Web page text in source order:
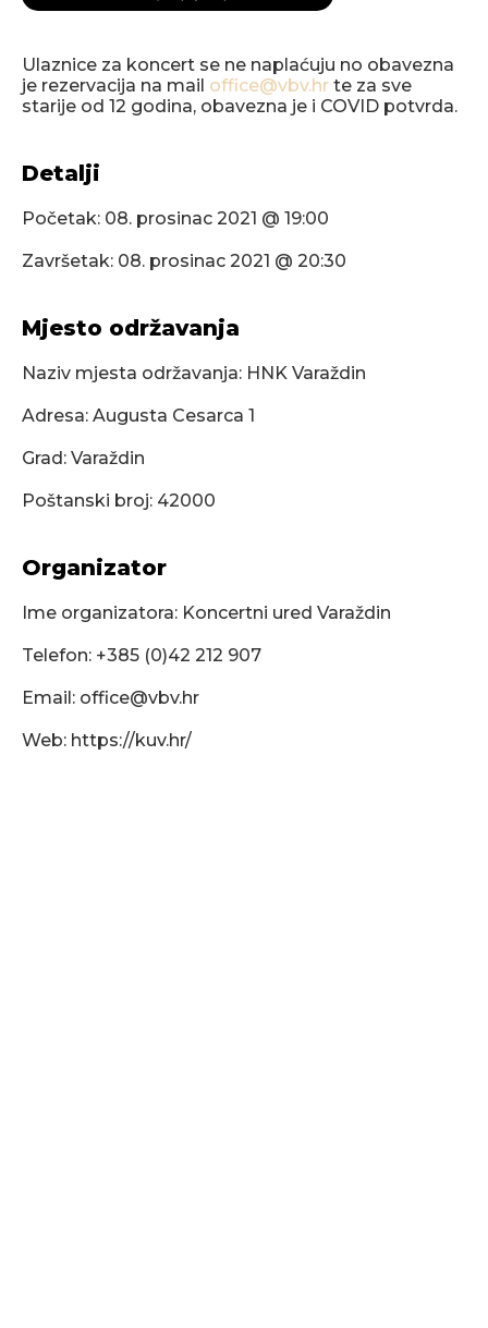
Ulaznice za koncert se ne naplaćuju no obavezna
je rezervacija na mail office@vbv.hr te za sve
starije od 12 godina, obavezna je i COVID potvrda.
Detalji
Početak: 08. prosinac 2021 @ 19:00
Završetak: 08. prosinac 2021 @ 20:30
Mjesto održavanja
Naziv mjesta održavanja: HNK Varaždin
Adresa: Augusta Cesarca 1
Grad: Varaždin
Poštanski broj: 42000
Organizator
Ime organizatora: Koncertni ured Varaždin
Telefon: +385 (0)42 212 907
Email: office@vbv.hr
Web: https://kuv.hr/